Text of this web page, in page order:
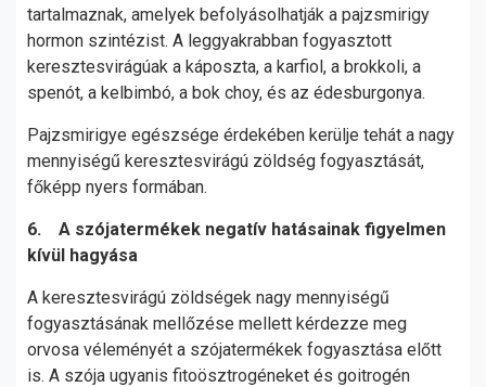
tartalmaznak, amelyek befolyásolhatják a pajzsmirigy
hormon szintézist. A leggyakrabban fogyasztott
keresztesvirágúak a káposzta, a karfiol, a brokkoli, a
spenót, a kelbimbó, a bok choy, és az édesburgonya.
Pajzsmirigye egészsége érdekében kerülje tehát a nagy
mennyiségű keresztesvirágú zöldség fogyasztását,
főképp nyers formában.
6. A szójatermékek negatív hatásainak figyelmen
kívül hagyása
A keresztesvirágú zöldségek nagy mennyiségű
fogyasztásának mellőzése mellett kérdezze meg
orvosa véleményét a szójatermékek fogyasztása előtt
is. A szója ugyanis fitoösztrogéneket és goitrogén